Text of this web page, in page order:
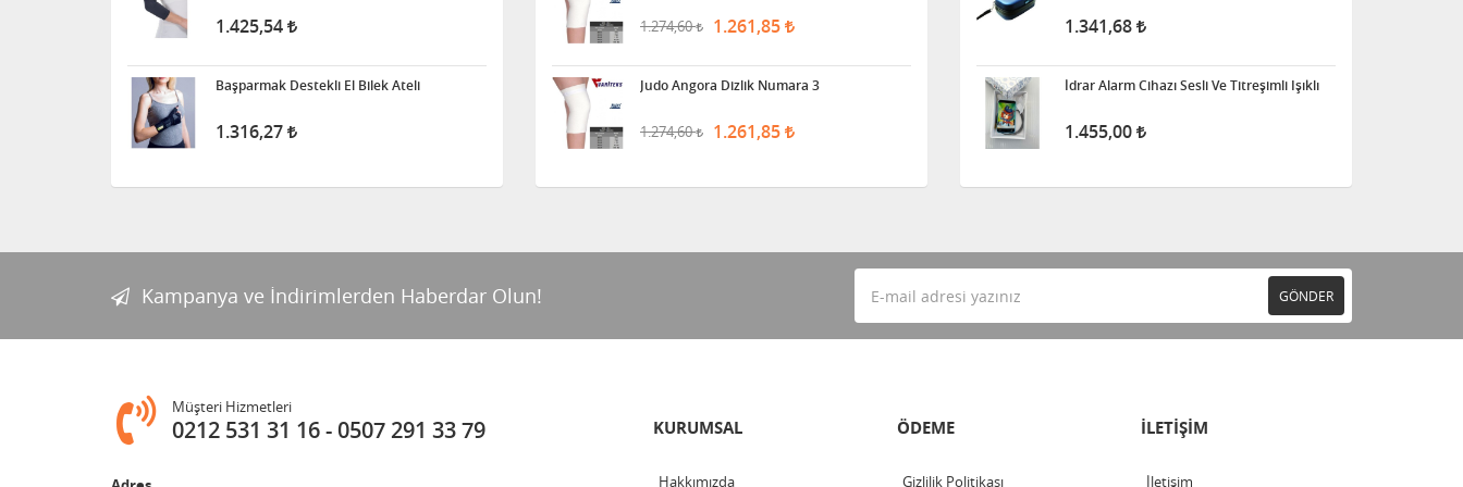
1.425,54
Başparmak Destekli El Bilek Ateli
1.316,27
1.274,60 1.261,85
Judo Angora Dizlik Numara 3
1.274,60 1.261,85
1.341,68
İdrar Alarm Cihazı Sesli Ve Titreşimli Işıklı
1.455,00
Kampanya ve İndirimlerden Haberdar Olun! GÖNDER
Müşteri Hizmetleri
0212 531 31 16 0507 291 33 79 KURUMSAL
Hakkımızda
ÖDEME
Gizlilik Politikası
İLETİŞİM
İletişim